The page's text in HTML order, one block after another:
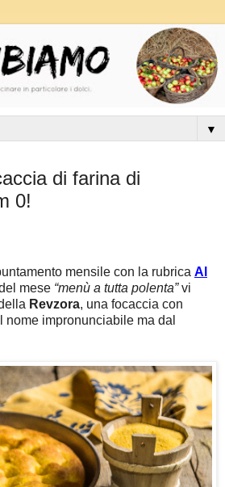
▼
di farina di
0!
mensile con la rubrica Al
mese “menù a tutta polenta”vi
Revzora, una focaccia con
nome impronunciabile ma dal